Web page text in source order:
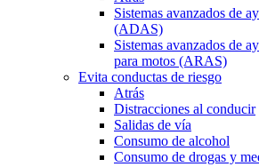
Sistemas avanzados de
(ADAS)
Sistemas avanzados de
para motos (ARAS)
Evita conductas de riesgo
Atrás
Distracciones al conducir
Salidas de vía
Consumo de alcohol
Consumo de drogas y